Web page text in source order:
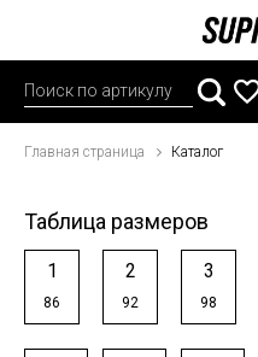
Главная страница Каталог
Таблица размеров
1
86
2
92
3
98